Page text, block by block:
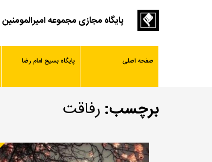
پایگاه مجازی مجموعه امیرالمومنین
صفحه اصلی پایگاه بسیج امام رضا
برچسب: رفاقت